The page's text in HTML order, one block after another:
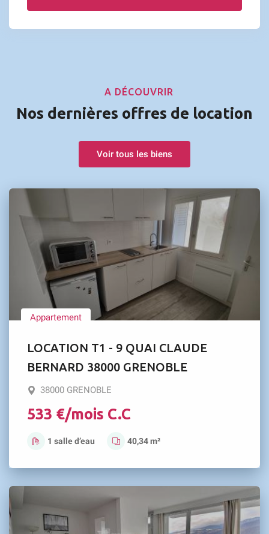
A DÉCOUVRIR
Nos dernières offres de location
Voir tous les biens
Appartement
LOCATION T1 - 9 QUAI CLAUDE
BERNARD 38000 GRENOBLE
38000 GRENOBLE
533 €/mois C.C
1 salle d’eau 40,34 m²